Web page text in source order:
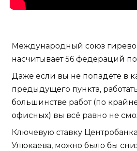
Международный союз
насчитывает 56 федераций
Даже если вы не попадёте в
предыдущего пункта,
большинстве работ (по
офисных) вы всё равно не
Ключевую ставку
Улюкаева, можно было бы